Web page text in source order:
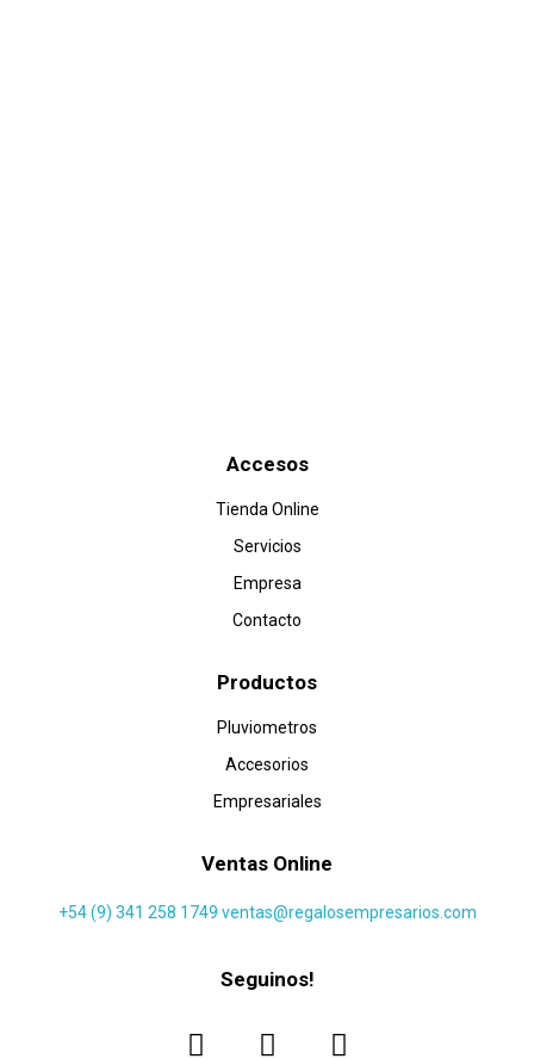
Accesos
Tienda Online
Servicios
Empresa
Contacto
Productos
Pluviometros
Accesorios
Empresariales
Ventas Online
+54 (9) 341 258 1749 ventas@regalosempresarios.com
Seguinos!